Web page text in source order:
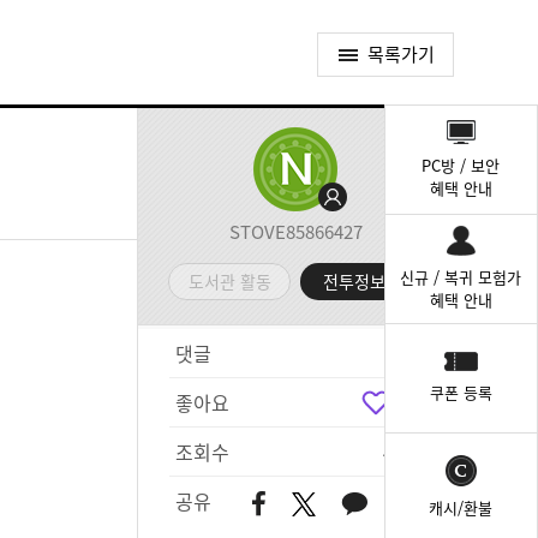
목록가기
STOVE85866427
도서관 활동 전투정보실
댓글
좋아요
조회수
405
공유
PC방 / 보안
혜택 안내
신규 / 복귀 모험가
혜택 안내
쿠폰 등록
캐시/환불